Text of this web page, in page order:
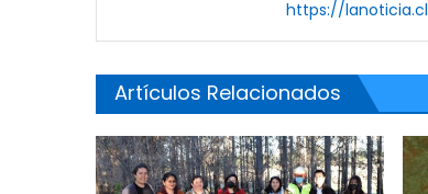
https://lanoticia.cl
Artículos Relacionados